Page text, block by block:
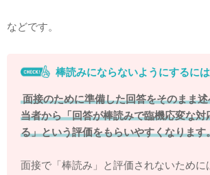
などです。
棒読みにならないようにするには
面接のために準備した回答をそのまま
当者から「回答が棒読みで臨機応変な対
る」という評価をもらいやすくなります
面接で「棒読み」と評価されないために